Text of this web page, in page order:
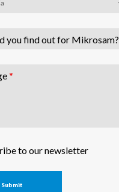
you find out for Mikrosam?
*
to our newsletter